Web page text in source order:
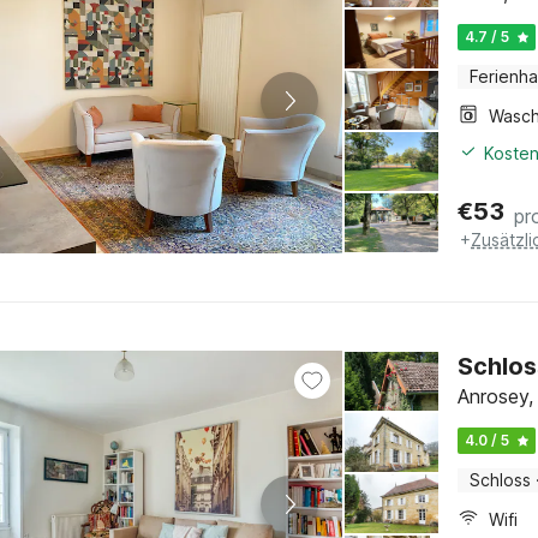
4.7 / 5
€53
+
4.0 / 5
Schloss
Wifi